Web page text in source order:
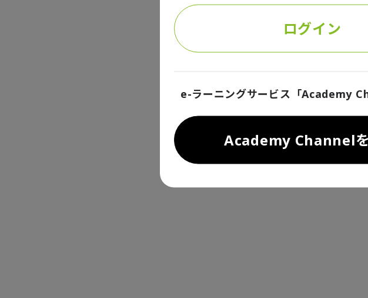
ログイン
e-ラーニングサービス「Academy
Academy Channel